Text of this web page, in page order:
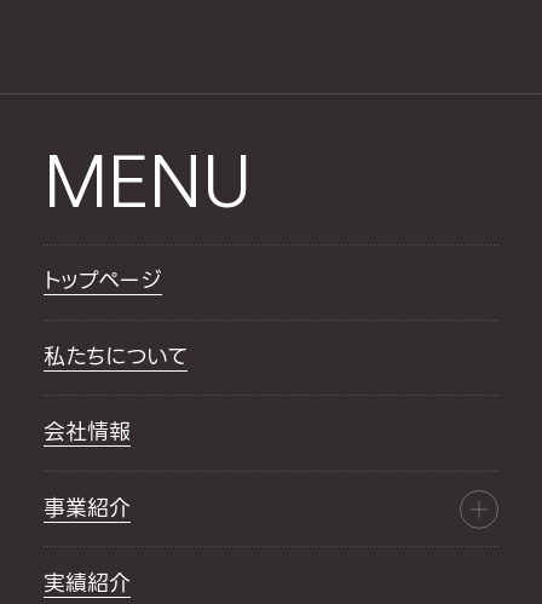
MENU
トップページ
私たちについて
会社情報
事業紹介
実績紹介